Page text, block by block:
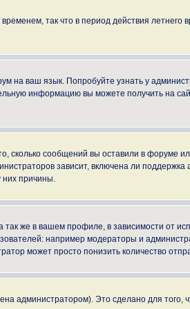
так что в период действия летнего
на ваш язык. Попробуйте узнать у
информацию вы можете получить на
сколько сообщений вы оставили в форуме
зависит, включена ли поддержка
них причины.
же в вашем профиле, в зависимости от
например модераторы и
может просто понизить количество
администратором). Это сделано для того,